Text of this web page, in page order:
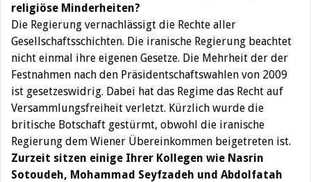
religiöse Minderheiten?
Die Regierung vernachlässigt die Rechte aller
Gesellschaftsschichten. Die iranische Regierung beachtet
nicht einmal ihre eigenen Gesetze. Die Mehrheit der der
Festnahmen nach den Präsidentschaftswahlen von 2009
ist gesetzeswidrig. Dabei hat das Regime das Recht auf
Versammlungsfreiheit verletzt. Kürzlich wurde die
britische Botschaft gestürmt, obwohl die iranische
Regierung dem Wiener Übereinkommen beigetreten ist.
Zurzeit sitzen einige Ihrer Kollegen wie Nasrin
Sotoudeh, Mohammad Seyfzadeh und Abdolfatah